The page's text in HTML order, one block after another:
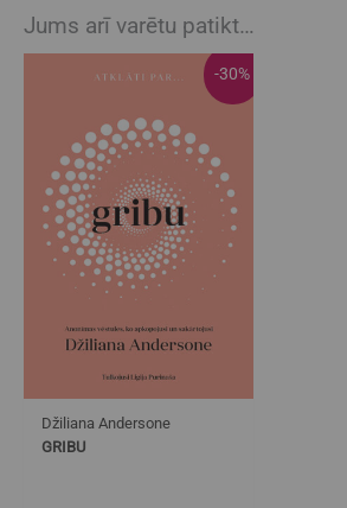
Jums arī varētu patikt…
-30%
Džiliana Andersone
GRIBU
hind
21,00 €.
Current
price
14,70 €.